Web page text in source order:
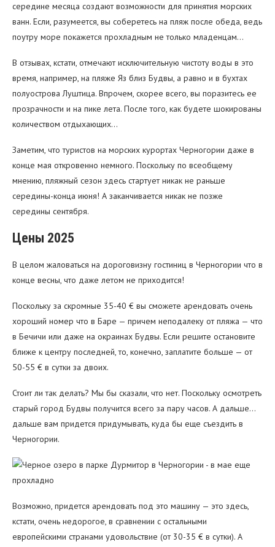
середине месяца создают возможности для принятия морских
ванн. Если, разумеется, вы соберетесь на пляж после обеда, ведь
поутру море покажется прохладным не только младенцам…
В отзывах, кстати, отмечают исключительную чистоту воды в это
время, например, на пляже Яз близ Будвы, а равно и в бухтах
полуострова Луштица. Впрочем, скорее всего, вы поразитесь ее
прозрачности и на пике лета. После того, как будете шокированы
количеством отдыхающих…
Заметим, что туристов на морских курортах Черногории даже в
конце мая откровенно немного. Поскольку по всеобщему
мнению, пляжный сезон здесь стартует никак не раньше
середины-конца июня! А заканчивается никак не позже
середины сентября.
Цены 2025
В целом жаловаться на дороговизну гостиниц в Черногории что в
конце весны, что даже летом не приходится!
Поскольку за скромные 35-40 € вы сможете арендовать очень
хороший номер что в Баре — причем неподалеку от пляжа — что
в Бечичи или даже на окраинах Будвы. Если решите остановите
ближе к центру последней, то, конечно, заплатите больше — от
50-55 € в сутки за двоих.
Стоит ли так делать? Мы бы сказали, что нет. Поскольку осмотреть
старый город Будвы получится всего за пару часов. А дальше…
дальше вам придется придумывать, куда бы еще съездить в
Черногории.
Возможно, придется арендовать под это машину — это здесь,
кстати, очень недорогое, в сравнении с остальными
европейскими странами удовольствие (от 30-35 € в сутки). А